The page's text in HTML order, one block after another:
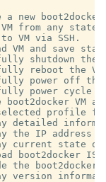
a new boot2docker
from any
VM via SSH.
VM and save
shutdown the
reboot the
power off
power cycle
boot2docker VM
profile
detailed
the IP address
current state of
boot2docker ISO
the
version